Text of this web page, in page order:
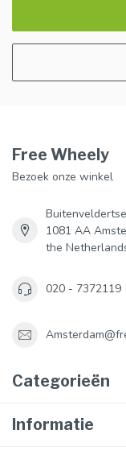
Free Wheely
Bezoek onze winkel
1081 AA
the
020 - 7372119
Categorieën
Informatie